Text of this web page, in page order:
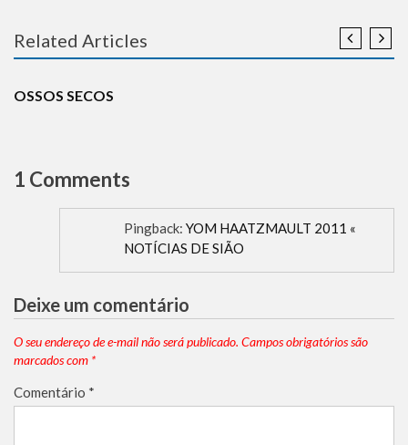
Related Articles
OSSOS SECOS
1 Comments
Pingback: YOM HAATZMAULT 2011 «
NOTÍCIAS DE SIÃO
Deixe um comentário
O seu endereço de e-mail não será publicado. Campos obrigatórios são
marcados com *
Comentário *